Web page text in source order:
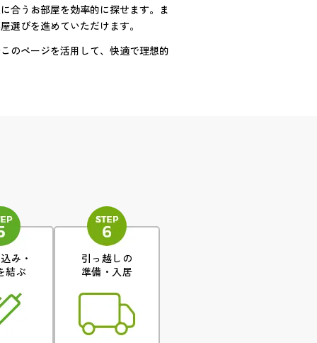
合うお部屋を効率的に探せます。ま
選びを進めていただけます。
のページを活用して、快適で理想的
み・
結ぶ
引っ越しの
準備・入居